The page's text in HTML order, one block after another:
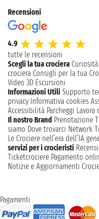
Recensioni
4.9
tutte le recensioni
Scegli la tua crociera
crociera Consigli per la tua
Video 3D Escursioni
Informazioni Utili Supporto
privacy Informativa cookies
Accessibilità Parcheggi Lavora
Il nostro Brand Prenotazione
siamo Dove trovarci Network
Le Crociere nell’era dell’IA
servizi per i crocieristi
Ticketcrociere Pagamento
Notizie e Aggiornamenti
Pagamenti